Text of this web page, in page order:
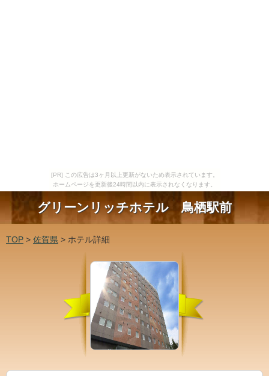
[PR] この広告は3ヶ月以上更新がないため表示されています。
ホームページを更新後24時間以内に表示されなくなります。
グリーンリッチホテル 鳥栖駅前
TOP > 佐賀県 > ホテル詳細